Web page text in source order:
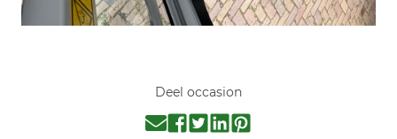
Deel occasion